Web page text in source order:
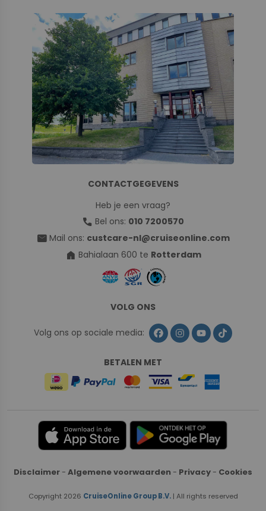
CONTACTGEGEVENS
Heb je een vraag?
call Bel ons: 010 7200570
mail Mail ons: custcare-nl@cruiseonline.com
home Bahialaan 600 te Rotterdam
VOLG ONS
Volg ons op sociale media:
BETALEN MET
Disclaimer - Algemene voorwaarden - Privacy - Cookies
Copyright 2026 CruiseOnline Group B.V.| All rights reserved